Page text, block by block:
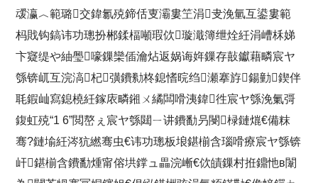
叆瀛︿範璐交鍏氱殑鍗佸叓灞婁笁涓叏浼氫互鍙婁範
杩戝钩鎬讳功璁扮郴鍒楅噸瑕佽璇濈簿绁烇紝涓嶆柇娣
卞寲缇や紬璺嚎鏁欒偛瀹炶返娲诲姩鏁存敼钀藉疄宸ヤ
綔锛屼互浣滈杞彉鐨勬柊鎴愭晥绉瀬搴斿鍚勭鍥伴
毦鍜屾寫鎴橈紝鎵庡疄鎺ㄨ繘闆嗗洟鍏徃宸ヤ綔浼氭彁
鍑虹殑“1 6”閲嶅ぇ宸ヤ綔閮ㄧ讲鐨勫叧閿椂鏈熴€備粖
骞?鏈堬紝涔犺繎骞虫€讳功璁板埌鍖椾含瑙嗗療宸ヤ綔锛
屽鍖椾含鐨勫煄甯傛垬鐣ュ畾浣嶃€佽皟鏁村拰鐤忚в闈